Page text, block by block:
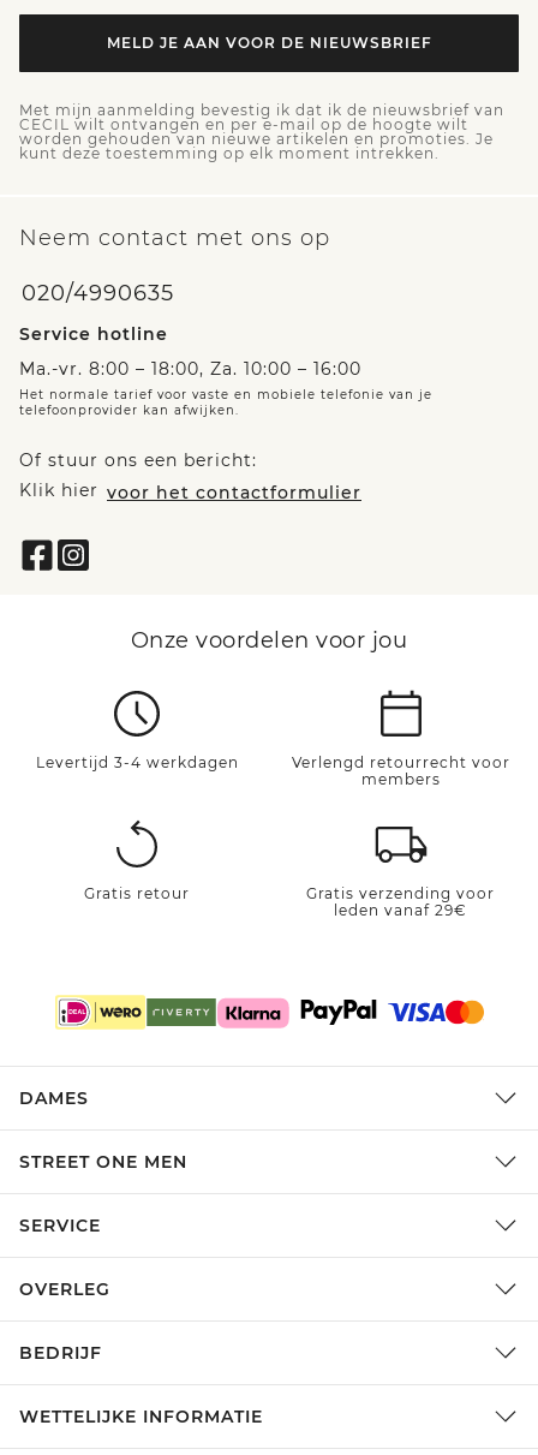
MELD JE AAN VOOR DE NIEUWSBRIEF
Met mijn aanmelding bevestig ik dat ik de nieuwsbrief van
CECIL wilt ontvangen en per e-mail op de hoogte wilt
worden gehouden van nieuwe artikelen en promoties. Je
kunt deze toestemming op elk moment intrekken.
Neem contact met ons op
020/4990635
Service hotline
Ma.-vr. 8:00 – 18:00, Za. 10:00 – 16:00
Het normale tarief voor vaste en mobiele telefonie van je
telefoonprovider kan afwijken.
Of stuur ons een bericht:
Klik hier voor het contactformulier
Onze voordelen voor jou
Levertijd 3-4 werkdagen
Verlengd retourrecht voor
members
Gratis retour
Gratis verzending voor
leden vanaf 29€
DAMES
STREET ONE MEN
SERVICE
OVERLEG
BEDRIJF
WETTELIJKE INFORMATIE